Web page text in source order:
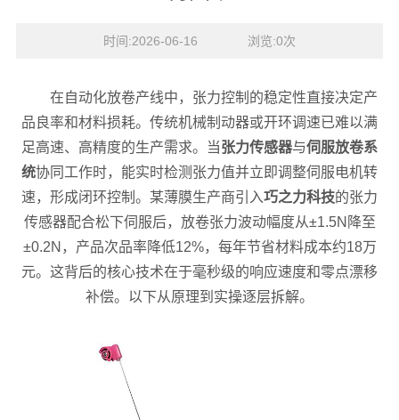
时间:2026-06-16    浏览:0次
在自动化放卷产线中，张力控制的稳定性直接决定产
品良率和材料损耗。传统机械制动器或开环调速已难以满
足高速、高精度的生产需求。当张力传感器与伺服放卷系
统协同工作时，能实时检测张力值并立即调整伺服电机转
速，形成闭环控制。某薄膜生产商引入巧之力科技的张力
传感器配合松下伺服后，放卷张力波动幅度从±1.5N降至
±0.2N，产品次品率降低12%，每年节省材料成本约18万
元。这背后的核心技术在于毫秒级的响应速度和零点漂移
补偿。以下从原理到实操逐层拆解。